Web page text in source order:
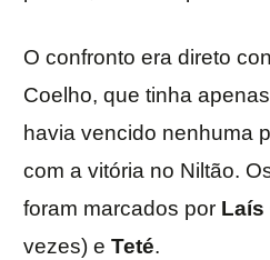
O confronto era direto
Coelho, que tinha
havia vencido nenhuma
com a vitória no Niltão.
foram marcados por Laís
vezes) e Teté.